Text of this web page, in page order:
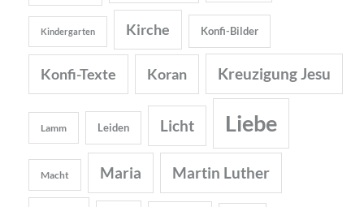
Kindergarten Kirche Konfi-Bilder
Konfi-Texte Koran Kreuzigung Jesu
Lamm Leiden Licht Liebe
Macht Maria Martin Luther